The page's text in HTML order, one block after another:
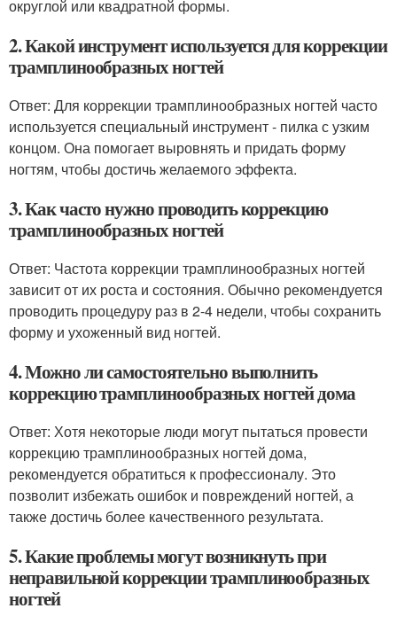
округлой или квадратной формы.
2. Какой инструмент используется для коррекции
трамплинообразных ногтей
Ответ: Для коррекции трамплинообразных ногтей часто
используется специальный инструмент - пилка с узким
концом. Она помогает выровнять и придать форму
ногтям, чтобы достичь желаемого эффекта.
3. Как часто нужно проводить коррекцию
трамплинообразных ногтей
Ответ: Частота коррекции трамплинообразных ногтей
зависит от их роста и состояния. Обычно рекомендуется
проводить процедуру раз в 2-4 недели, чтобы сохранить
форму и ухоженный вид ногтей.
4. Можно ли самостоятельно выполнить
коррекцию трамплинообразных ногтей дома
Ответ: Хотя некоторые люди могут пытаться провести
коррекцию трамплинообразных ногтей дома,
рекомендуется обратиться к профессионалу. Это
позволит избежать ошибок и повреждений ногтей, а
также достичь более качественного результата.
5. Какие проблемы могут возникнуть при
неправильной коррекции трамплинообразных
ногтей